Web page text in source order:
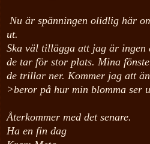
Nu är spänningen olidlig här
ut.
Ska väl tillägga att jag är ingen
de tar för stor plats. Mina
de trillar ner. Kommer jag att
>beror på hur min blomma ser
Återkommer med det senare.
Ha en fin dag